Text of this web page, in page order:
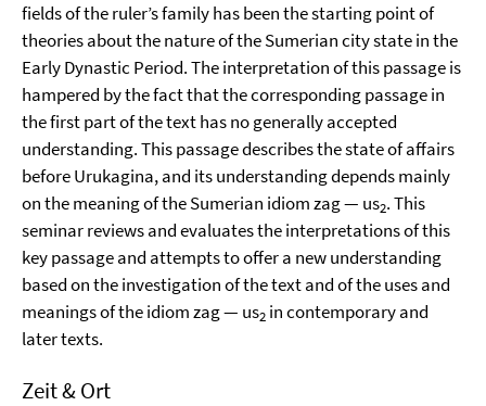
fields of the ruler’s family has been the starting point of
theories about the nature of the Sumerian city state in the
Early Dynastic Period. The interpretation of this passage is
hampered by the fact that the corresponding passage in
the first part of the text has no generally accepted
understanding. This passage describes the state of affairs
before Urukagina, and its understanding depends mainly
on the meaning of the Sumerian idiom zag — us2. This
seminar reviews and evaluates the interpretations of this
key passage and attempts to offer a new understanding
based on the investigation of the text and of the uses and
meanings of the idiom zag — us2 in contemporary and
later texts.
Zeit & Ort